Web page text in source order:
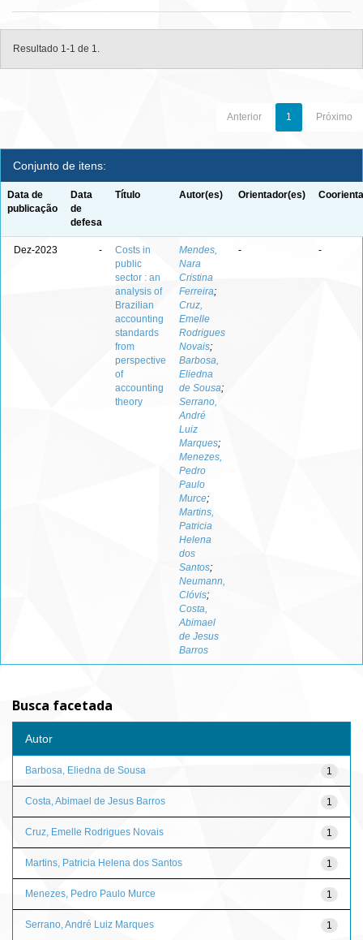
Resultado 1-1 de 1.
Anterior 1 Próximo
Conjunto de itens:
Data de
publicação
Data
de
defesa
Título Autor(es) Orientador(es)
Dez-2023 -
Costs in
public
sector : an
analysis of
Brazilian
accounting
standards
from
perspective
of
accounting
theory
Mendes,
Nara
Cristina
Ferreira;
Cruz,
Emelle
Rodrigues
Novais;
Barbosa,
Eliedna
de Sousa;
Serrano,
André
Luiz
Marques;
Menezes,
Pedro
Paulo
Murce;
Martins,
Patricia
Helena
dos
Santos;
Neumann,
Clóvis;
Costa,
Abimael
de Jesus
Barros
- -
Busca facetada
Autor
1
Barbosa, Eliedna de Sousa
1
Costa, Abimael de Jesus Barros
1
Cruz, Emelle Rodrigues Novais
1
Martins, Patricia Helena dos Santos
1
Menezes, Pedro Paulo Murce
1
Serrano, André Luiz Marques